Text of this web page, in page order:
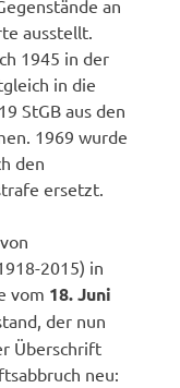
an
ausstellt.
1945 in der
in die
StGB aus den
1969 wurde
den
ersetzt.
2015) in
vom 18. Juni
der nun
Überschrift
neu: